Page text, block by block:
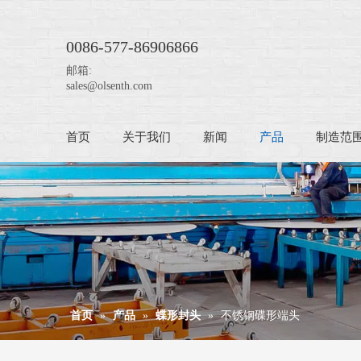
0086-577-86906866
邮箱:
sales@olsenth.com
首页 关于我们 新闻 产品 制造范
首页 » 产品 » 蝶形封头 » 不锈钢碟形端头